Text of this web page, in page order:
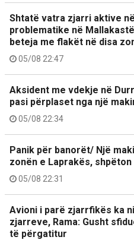
Shtatë vatra zjarri aktive
problematike në
beteja me flakët në disa
05/08 22:47
Aksident me vdekje në
pasi përplaset nga një
05/08 22:34
Panik për banorët/ Një
zonën e Laprakës,
05/08 22:31
Avioni i parë zjarrfikës ka
zjarreve, Rama: Gusht
të përgatitur